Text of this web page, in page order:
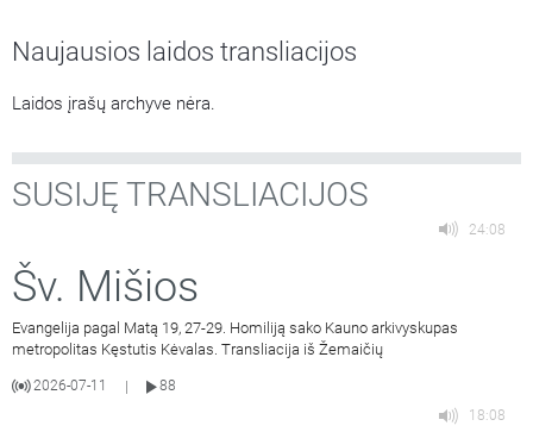
Naujausios laidos transliacijos
Laidos įrašų archyve nėra.
SUSIJĘ TRANSLIACIJOS
24:08
Šv. Mišios
Evangelija pagal Matą 19, 27-29. Homiliją sako Kauno arkivyskupas
metropolitas Kęstutis Kėvalas. Transliacija iš Žemaičių
2026-07-11
88
18:08